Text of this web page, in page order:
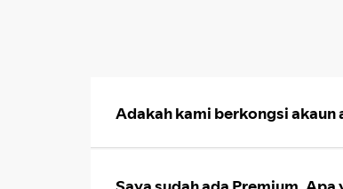
Adakah kami berkongsi